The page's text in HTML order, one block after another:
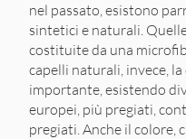
nel passato, esistono
sintetici e naturali.
costituite da una
capelli naturali, invece,
importante, esistendo
europei, più pregiati,
pregiati. Anche il colore,